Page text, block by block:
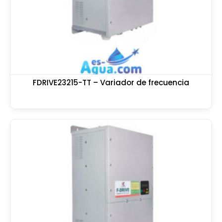
FDRIVE23215-TT – Variador de frecuencia